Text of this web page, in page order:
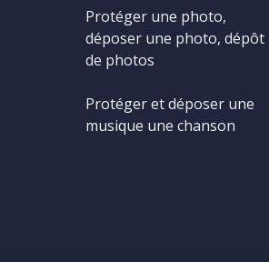
Protéger une photo,
déposer une photo, dépôt
de photos
Protéger et déposer une
musique une chanson